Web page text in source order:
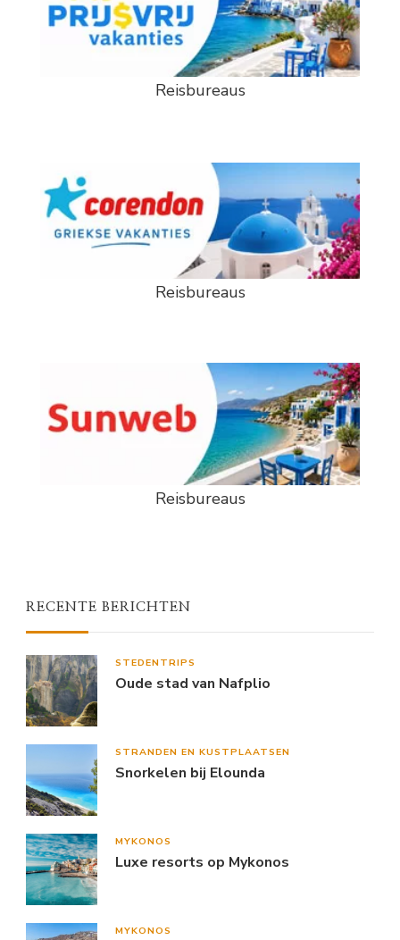
Reisbureaus
Reisbureaus
Reisbureaus
RECENTE BERICHTEN
STEDENTRIPS
Oude stad van Nafplio
STRANDEN EN KUSTPLAATSEN
Snorkelen bij Elounda
MYKONOS
Luxe resorts op Mykonos
MYKONOS